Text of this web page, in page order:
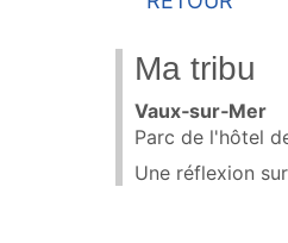
Ma tribu
Vaux‑sur‑Mer
Parc de l'hôtel
Une réflexion